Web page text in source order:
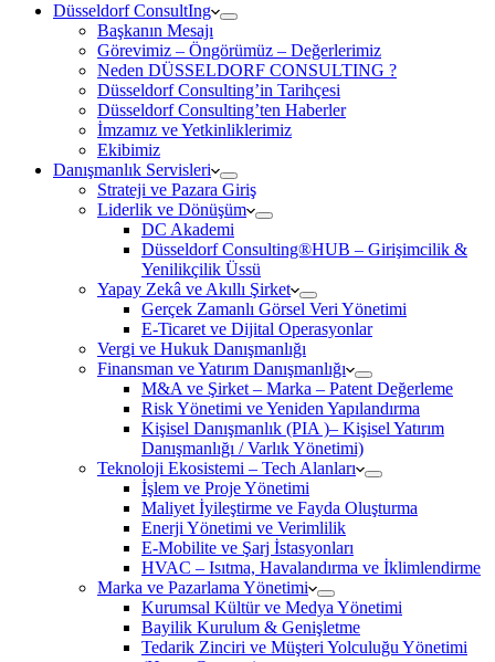
Düsseldorf ConsultIng
Başkanın Mesajı
Görevimiz – Öngörümüz – Değerlerimiz
Neden DÜSSELDORF CONSULTING ?
Düsseldorf Consulting’in Tarihçesi
Düsseldorf Consulting’ten Haberler
İmzamız ve Yetkinliklerimiz
Ekibimiz
Danışmanlık Servisleri
Strateji ve Pazara Giriş
Liderlik ve Dönüşüm
DC Akademi
Düsseldorf Consulting®HUB – Girişimcilik &
Yenilikçilik Üssü
Yapay Zekâ ve Akıllı Şirket
Gerçek Zamanlı Görsel Veri Yönetimi
E-Ticaret ve Dijital Operasyonlar
Vergi ve Hukuk Danışmanlığı
Finansman ve Yatırım Danışmanlığı
M&A ve Şirket – Marka – Patent Değerleme
Risk Yönetimi ve Yeniden Yapılandırma
Kişisel Danışmanlık (PIA )– Kişisel Yatırım
Danışmanlığı / Varlık Yönetimi)
Teknoloji Ekosistemi – Tech Alanları
İşlem ve Proje Yönetimi
Maliyet İyileştirme ve Fayda Oluşturma
Enerji Yönetimi ve Verimlilik
E-Mobilite ve Şarj İstasyonları
HVAC – Isıtma, Havalandırma ve İklimlendirme
Marka ve Pazarlama Yönetimi
Kurumsal Kültür ve Medya Yönetimi
Bayilik Kurulum & Genişletme
Tedarik Zinciri ve Müşteri Yolculuğu Yönetimi